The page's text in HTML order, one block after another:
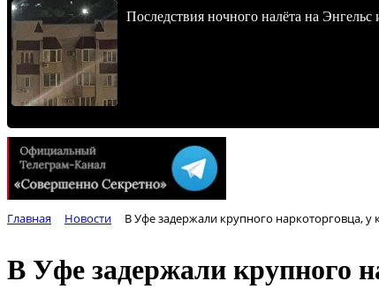
Последствия ночного налёта на Энгельс
Главная Новости В Уфе задержали крупного наркоторговца,
В Уфе задержали крупного